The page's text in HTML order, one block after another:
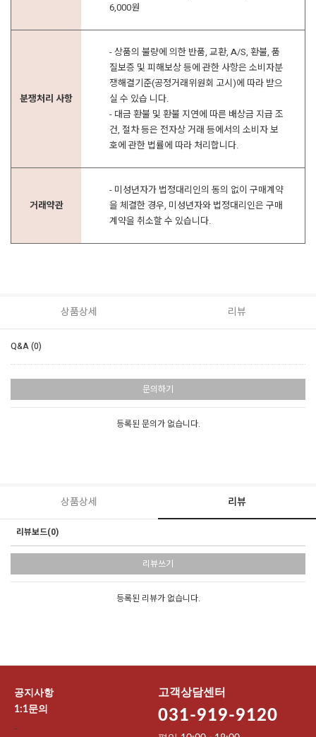
6,000원
분쟁처리 사항
- 상품의 불량에 의한 반품, 교환, A/S, 환불, 품
질보증 및 피해보상 등에 관한 사항은 소비자분
쟁해결기준(공정거래위원회 고시)에 따라 받으
실 수 있습 니다.
- 대금 환불 및 환불 지연에 따른 배상금 지급 조
건, 절차 등은 전자상 거래 등에서의 소비자 보
호에 관한 법률에 따라 처리합니다.
거래약관
- 미성년자가 법정대리인의 동의 없이 구매계약
을 체결한 경우, 미성년자와 법정대리인은 구매
계약을 취소할 수 있습니다.
상품상세 리뷰
Q&A (0)
문의하기
등록된 문의가 없습니다.
상품상세 리뷰
리뷰보드(0)
리뷰쓰기
등록된 리뷰가 없습니다.
공지사항
1:1문의
-
고객상담센터
031-919-9120